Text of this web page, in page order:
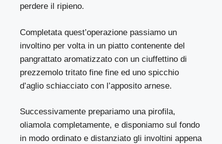
perdere il ripieno.
Completata quest’operazione passiamo un
involtino per volta in un piatto contenente del
pangrattato aromatizzato con un ciuffettino di
prezzemolo tritato fine fine ed uno spicchio
d’aglio schiacciato con l’apposito arnese.
Successivamente prepariamo una pirofila,
oliamola completamente, e disponiamo sul fondo
in modo ordinato e distanziato gli involtini appena